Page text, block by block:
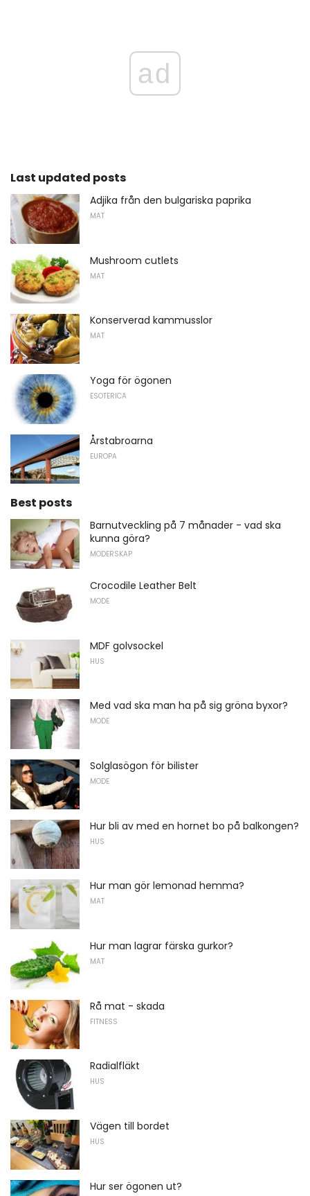
ad
Last updated posts
Adjika från den bulgariska paprika
MAT
Mushroom cutlets
MAT
Konserverad kammusslor
MAT
Yoga för ögonen
ESOTERICA
Årstabroarna
EUROPA
Best posts
Barnutveckling på 7 månader - vad ska
kunna göra?
MODERSKAP
Crocodile Leather Belt
MODE
MDF golvsockel
HUS
Med vad ska man ha på sig gröna byxor?
MODE
Solglasögon för bilister
MODE
Hur bli av med en hornet bo på balkongen?
HUS
Hur man gör lemonad hemma?
MAT
Hur man lagrar färska gurkor?
MAT
Rå mat - skada
FITNESS
Radialfläkt
HUS
Vägen till bordet
HUS
Hur ser ögonen ut?